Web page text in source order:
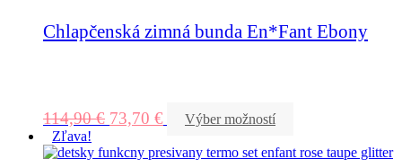
Chlapčenská zimná bunda En*Fant Ebony
114,90€ 73,70 €
Výber možností
Zľava!